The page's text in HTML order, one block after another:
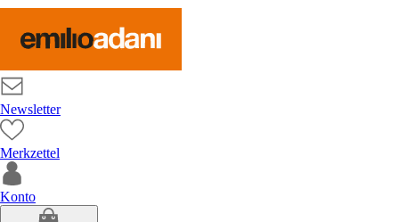
Newsletter
Merkzettel
Konto